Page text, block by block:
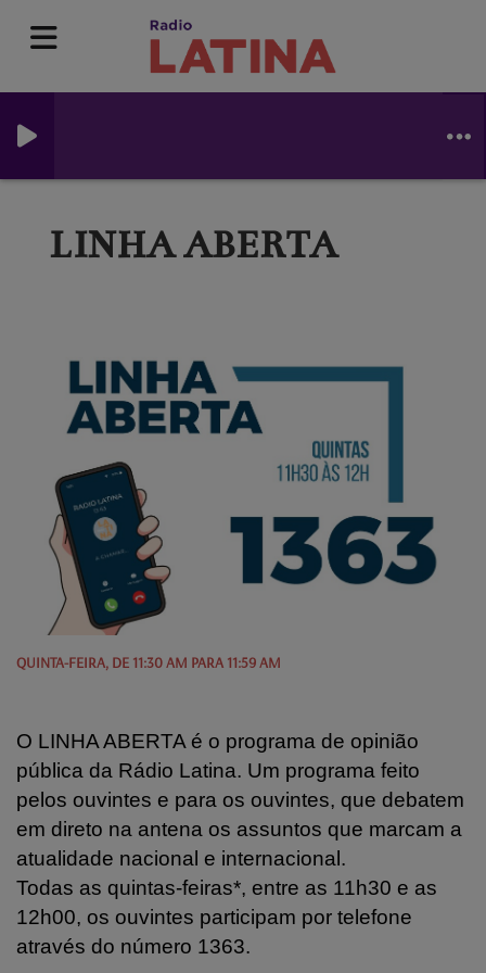
LINHA ABERTA
QUINTA-FEIRA, DE 11:30 AM PARA 11:59 AM
O LINHA ABERTA é o programa de opinião
pública da Rádio Latina. Um programa feito
pelos ouvintes e para os ouvintes, que debatem
em direto na antena os assuntos que marcam a
atualidade nacional e internacional.
Todas as quintas-feiras*, entre as 11h30 e as
12h00, os ouvintes participam por telefone
através do número 1363.